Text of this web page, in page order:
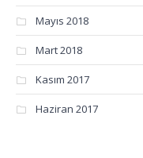
Mayıs 2018
Mart 2018
Kasım 2017
Haziran 2017